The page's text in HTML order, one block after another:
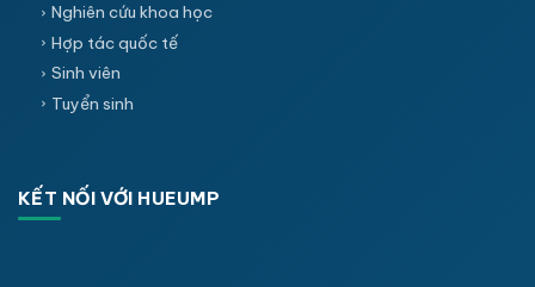
Nghiên cứu khoa học
Hợp tác quốc tế
Sinh viên
Tuyển sinh
KẾT NỐI VỚI HUEUMP